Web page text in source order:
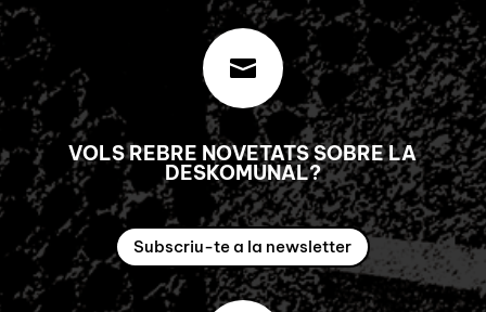

VOLS REBRE NOVETATS SOBRE LA
DESKOMUNAL?
Subscriu-te a la newsletter